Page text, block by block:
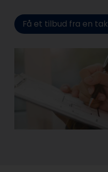
Få et tilbud fra en